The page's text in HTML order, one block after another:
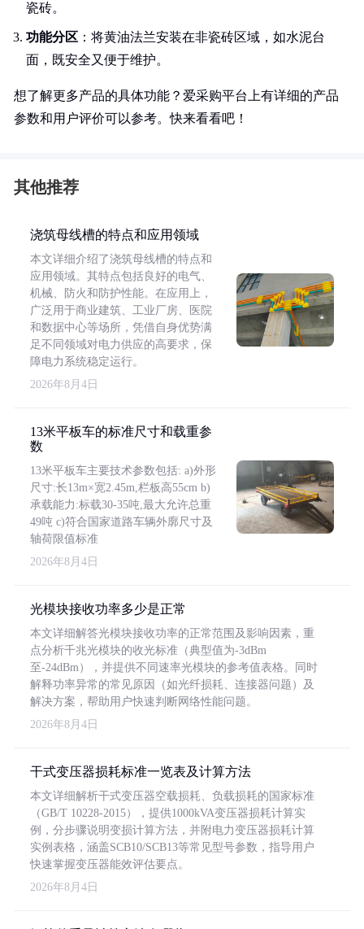
瓷砖。
功能分区 ：将黄油法兰安装在非瓷砖区域，如水泥台
面，既安全又便于维护。
想了解更多产品的具体功能？爱采购平台上有详细的产品
参数和用户评价可以参考。快来看看吧！
其他推荐
浇筑母线槽的特点和应用领域
本文详细介绍了浇筑母线槽的特点和
应用领域。其特点包括良好的电气、
机械、防火和防护性能。在应用上，
广泛用于商业建筑、工业厂房、医院
和数据中心等场所，凭借自身优势满
足不同领域对电力供应的高要求，保
障电力系统稳定运行。
2026年8月4日
13米平板车的标准尺寸和载重参
数
13米平板车主要技术参数包括: a)外形
尺寸:长13m×宽2.45m,栏板高55cm b)
承载能力:标载30-35吨,最大允许总重
49吨 c)符合国家道路车辆外廓尺寸及
轴荷限值标准
2026年8月4日
光模块接收功率多少是正常
本文详细解答光模块接收功率的正常范围及影响因素，重
点分析千兆光模块的收光标准（典型值为-3dBm
至-24dBm），并提供不同速率光模块的参考值表格。同时
解释功率异常的常见原因（如光纤损耗、连接器问题）及
解决方案，帮助用户快速判断网络性能问题。
2026年8月4日
干式变压器损耗标准一览表及计算方法
本文详细解析干式变压器空载损耗、负载损耗的国家标准
（GB/T 10228-2015），提供1000kVA变压器损耗计算实
例，分步骤说明变损计算方法，并附电力变压器损耗计算
实例表格，涵盖SCB10/SCB13等常见型号参数，指导用户
快速掌握变压器能效评估要点。
2026年8月4日